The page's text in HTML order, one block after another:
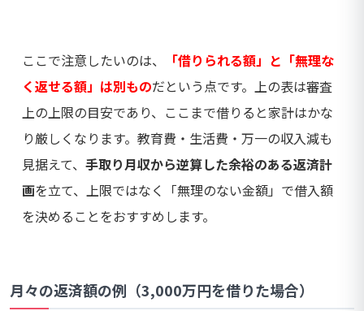
ここで注意したいのは、
「借りられる額」と「無理な
く返せる額」は別ものだという点です。上の表は審査
上の上限の目安であり、ここまで借りると家計はかな
り厳しくなります。教育費・生活費・万一の収入減も
見据えて、 手取り月収から逆算した余裕のある返済計
画を立て、上限ではなく「無理のない金額」で借入額
を決めることをおすすめします。
月々の返済額の例（3,000万円を借りた場合）